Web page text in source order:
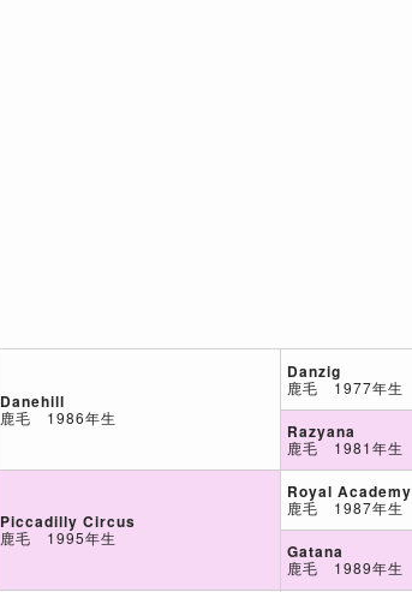
Danehill
鹿毛 1986年生
Piccadilly Circus
鹿毛 1995年生
Danzig
鹿毛 1977年生
Razyana
鹿毛 1981年生
Royal Academy
鹿毛 1987年生
Gatana
鹿毛 1989年生